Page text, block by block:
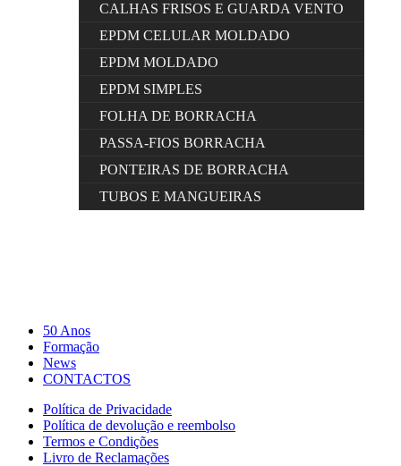
CALHAS FRISOS E GUARDA VENTO
EPDM CELULAR MOLDADO
EPDM MOLDADO
EPDM SIMPLES
FOLHA DE BORRACHA
PASSA-FIOS BORRACHA
PONTEIRAS DE BORRACHA
TUBOS E MANGUEIRAS
50 Anos
Formação
News
CONTACTOS
Política de Privacidade
Política de devolução e reembolso
Termos e Condições
Livro de Reclamações